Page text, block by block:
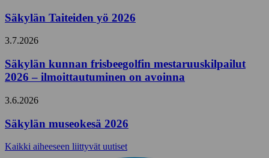
Säkylän Taiteiden yö 2026
3.7.2026
Säkylän kunnan frisbeegolfin mestaruuskilpailut
2026 – ilmoittautuminen on avoinna
3.6.2026
Säkylän museokesä 2026
Kaikki aiheeseen liittyvät uutiset